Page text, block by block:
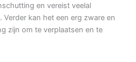
en vereist veelal
Verder kan het een erg zware en
zijn om te verplaatsen en te